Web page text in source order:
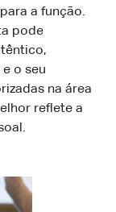
a função.
pode
o seu
na área
reflete a